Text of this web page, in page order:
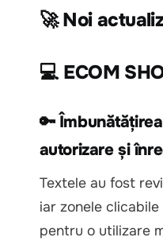
🚀 Noi
💻 ECOM
🔑
autorizare și
Textele au fost
iar zonele
pentru o utilizare